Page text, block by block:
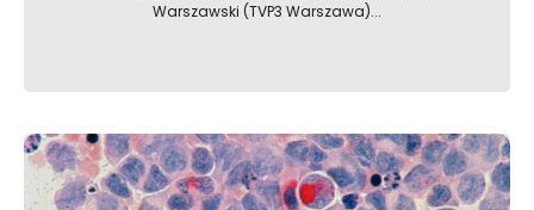
Warszawski (TVP3 Warszawa)...